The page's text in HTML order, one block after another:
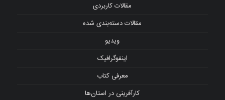
مقالات کاربردی
مقالات دسته‌بندی شده
ویدیو
اینفوگرافیک
معرفی کتاب
کارآفرینی در استان‌ها